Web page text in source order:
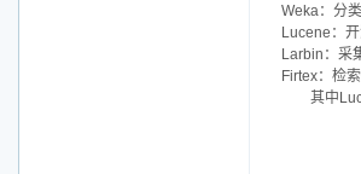
Weka：分
Lucene：
Larbin：采
Firtex：检
其中